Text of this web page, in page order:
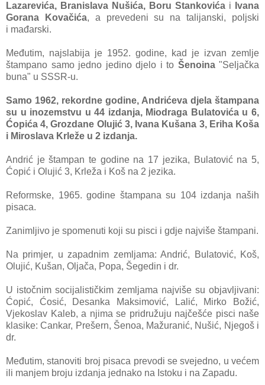
Lazarevića, Branislava Nušića, Boru Stankovića i Ivana
Gorana Kovačića, a prevedeni su na talijanski, poljski
i mađarski.
Međutim, najslabija je 1952. godine, kad je izvan zemlje
štampano samo jedno jedino djelo i to Šenoina"Seljačka
buna" u SSSR-u.
Samo 1962, rekordne godine, Andrićeva djela štampana
su u inozemstvu u 44 izdanja, Miodraga Bulatovića u 6,
Ćopića 4, Grozdane Olujić 3, Ivana Kušana 3, Eriha Koša
i Miroslava Krleže u 2 izdanja.
Andrić je štampan te godine na 17 jezika, Bulatović na 5,
Ćopić i Olujić 3, Krleža i Koš na 2 jezika.
Reformske, 1965. godine štampana su 104 izdanja naših
pisaca.
Zanimljivo je spomenuti koji su pisci i gdje najviše štampani.
Na primjer, u zapadnim zemljama: Andrić, Bulatović, Koš,
Olujić, Kušan, Oljača, Popa, Šegedin i dr.
U istočnim socijalističkim zemljama najviše su objavljivani:
Ćopić, Ćosić, Desanka Maksimović, Lalić, Mirko Božić,
Vjekoslav Kaleb, a njima se pridružuju najčešće pisci naše
klasike: Cankar, Prešern, Šenoa, Mažuranić, Nušić, Njegoš i
dr.
Međutim, stanoviti broj pisaca prevodi se svejedno, u većem
ili manjem broju izdanja jednako na Istoku i na Zapadu.